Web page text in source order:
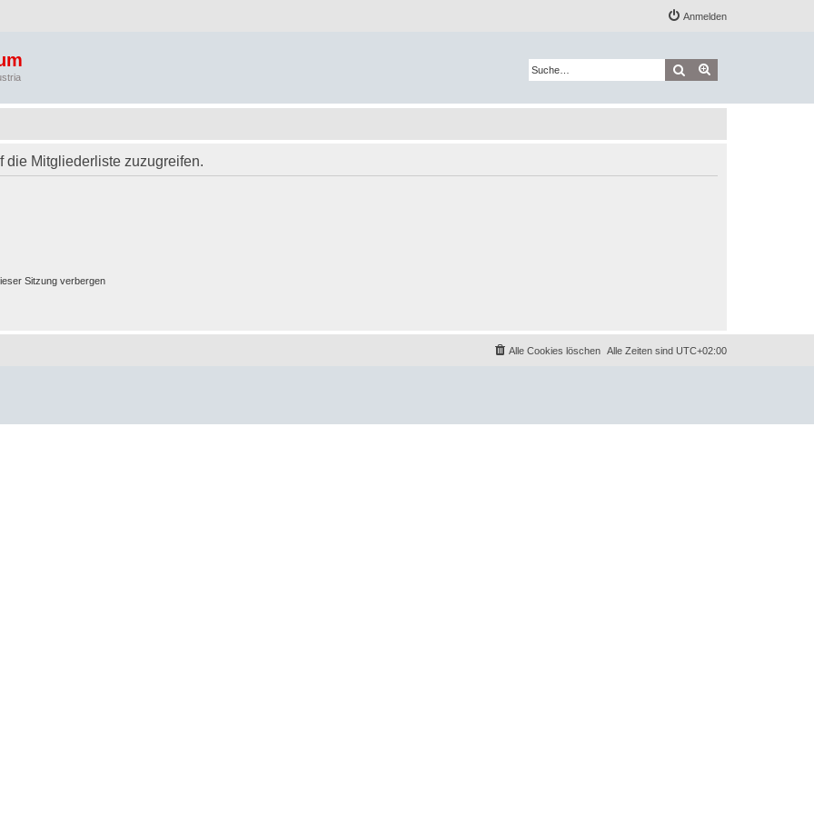
Anmelden
Suche
die Mitgliederliste zuzugreifen.
Sitzung verbergen
Alle Zeiten sind UTC+02:00
Alle Cookies löschen